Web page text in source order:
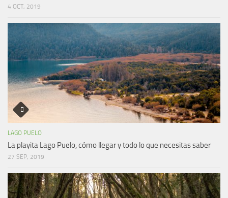
4 OCT, 2019
LAGO PUELO
La playita Lago Puelo, cómo llegar y todo lo que necesitas saber
27 SEP, 2019